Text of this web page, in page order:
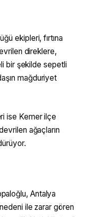
ekipleri, fırtına
direklere,
bir şekilde sepetli
mağduriyet
ise Kemer ilçe
ağaçların
Antalya
ile zarar gören